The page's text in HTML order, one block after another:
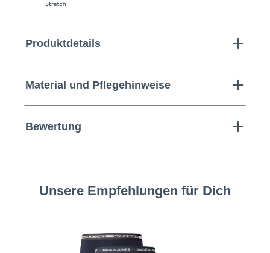
Produktdetails
Material und Pflegehinweise
Bewertung
Unsere Empfehlungen für Dich